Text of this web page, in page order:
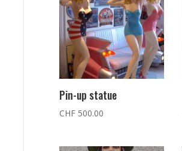
Pin-up statue
CHF500.00